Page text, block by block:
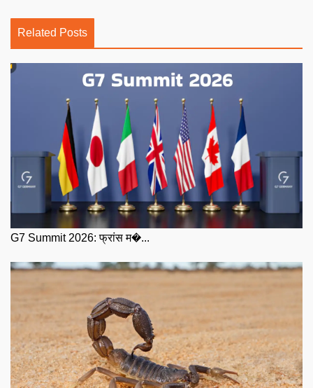
Related Posts
G7 Summit 2026: फ्रांस म�...